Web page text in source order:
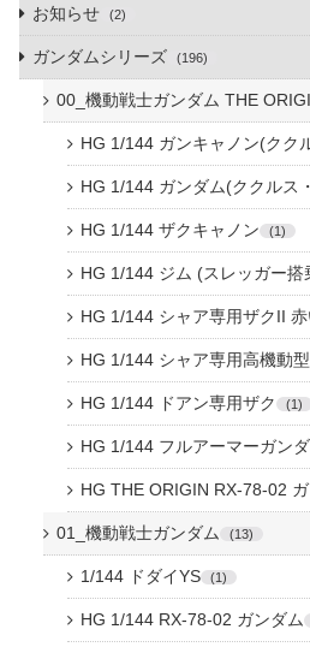
お知らせ 2
ガンダムシリーズ 196
00_機動戦士ガンダム THE
HG 1/144 ガンキャノン(クク
HG 1/144 ガンダム(ククルス
HG 1/144 ザクキャノン 1
HG 1/144 ジム (スレッガー搭
HG 1/144 シャア専用ザクII 赤
HG 1/144 シャア専用高機動型
HG 1/144 ドアン専用ザク 1
HG 1/144 フルアーマーガン
HG THE ORIGIN RX-78-02
01_機動戦士ガンダム 13
1/144 ドダイYS 1
HG 1/144 RX-78-02 ガンダム